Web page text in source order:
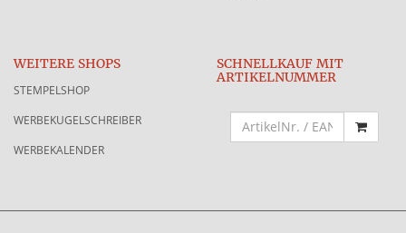
WEITERE SHOPS
STEMPELSHOP
WERBEKUGELSCHREIBER
WERBEKALENDER
SCHNELLKAUF MIT
ARTIKELNUMMER